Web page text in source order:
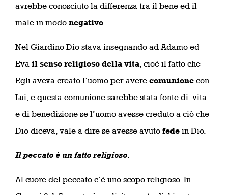
avrebbe conosciuto la differenza tra il bene ed il
male in modo negativo
Nel Giardino Dio stava insegnando ad Adamo ed
Eva il senso religioso della vita, cioè il fatto che
Egli aveva creato l’uomo per avere comunione con
Lui, e questa comunione sarebbe stata fonte di vita
e di benedizione se l’uomo avesse creduto a ciò che
Dio diceva, vale a dire se avesse avuto fede in Dio.
Il peccato è un fatto religioso
Al cuore del peccato c’è uno scopo religioso. In